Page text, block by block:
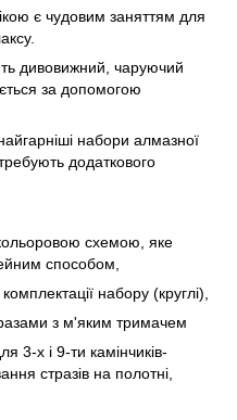
є чудовим заняттям для
дивовижний, чаруючий
за допомогою
набори алмазної
додаткового
схемою, яке
способом,
набору (круглі),
з м'яким тримачем
3-х і 9-ти камінчиків-
стразів на полотні,